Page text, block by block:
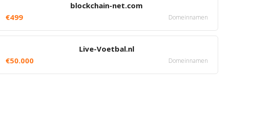
blockchain-net.com
€499
Domeinnamen
Live-Voetbal.nl
€50.000
Domeinnamen